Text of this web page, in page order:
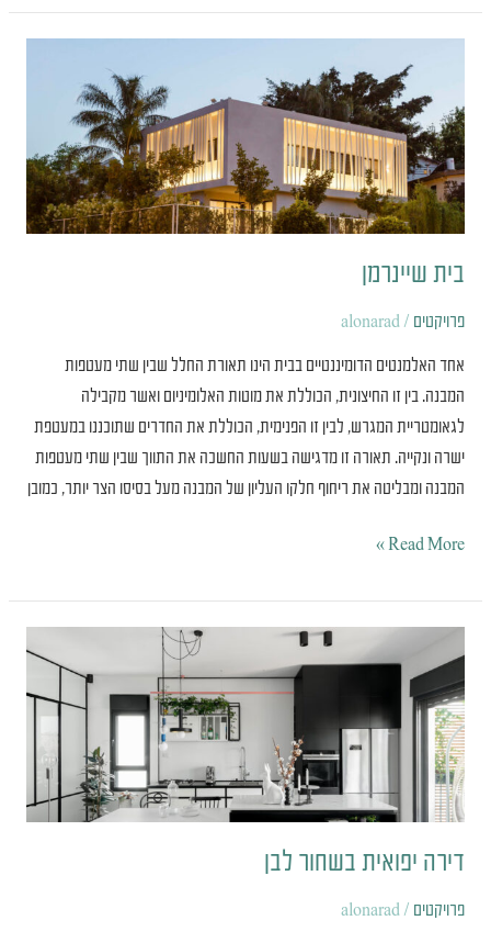
בית שיינרמן
פרויקטים /
alonarad
אחד האלמנטים הדומיננטיים בבית הינו תאורת החלל שבין שתי מעטפות
המבנה. בין זו החיצונית, הכוללת את מוטות האלומיניום ואשר מקבילה
לגאומטריית המגרש, לבין זו הפנימית, הכוללת את החדרים שתוכננו במעטפת
ישרה ונקייה. תאורה זו מדגישה בשעות החשכה את התווך שבין שתי מעטפות
המבנה ומבליטה את ריחוף חלקו העליון של המבנה מעל בסיסו הצר יותר, כמובן
Read More »
דירה יפואית בשחור לבן
פרויקטים /
alonarad
יפואית
בשחור
לבן